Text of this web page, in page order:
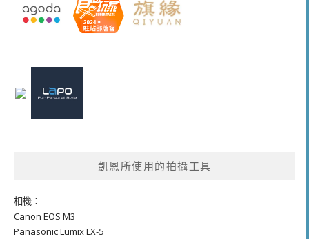
凱恩所使用的拍攝工具
相機：
Canon EOS M3
Panasonic Lumix LX-5